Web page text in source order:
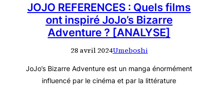
JOJO REFERENCES : Quels films
ont inspiré JoJo’s Bizarre
Adventure ? [ANALYSE]
28 avril 2024Umeboshi
JoJo’s Bizarre Adventure est un manga énormément
influencé par le cinéma et par la littérature